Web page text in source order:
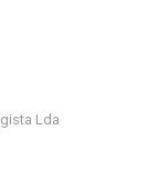
Lda